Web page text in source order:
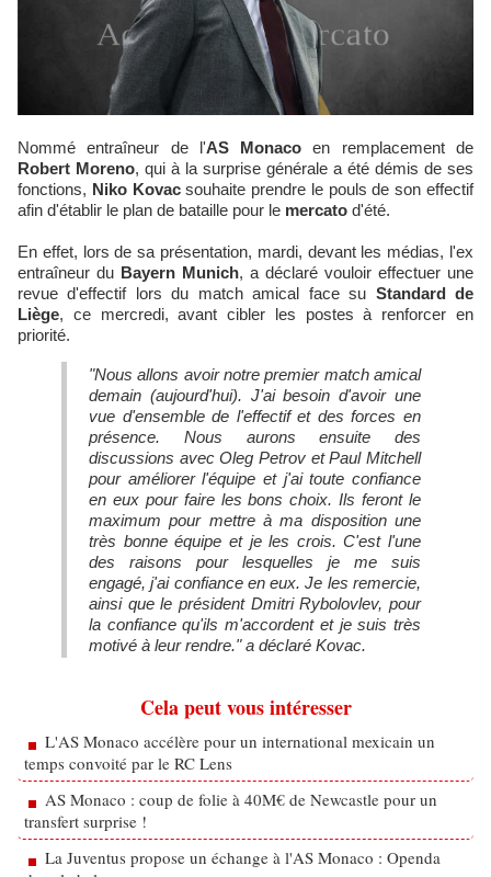
Nommé entraîneur de l'AS Monaco en remplacement de
Robert Moreno, qui à la surprise générale a été démis de ses
fonctions, Niko Kovacsouhaite prendre le pouls de son effectif
afin d'établir le plan de bataille pour le mercato d'été.
En effet, lors de sa présentation, mardi, devant les médias, l'ex
entraîneur du Bayern Munich, a déclaré vouloir effectuer une
revue d'effectif lors du match amical face su Standard de
Liège, ce mercredi, avant cibler les postes à renforcer en
priorité.
"Nous allons avoir notre premier match amical
demain (aujourd'hui). J'ai besoin d'avoir une
vue d'ensemble de l'effectif et des forces en
présence. Nous aurons ensuite des
discussions avec Oleg Petrov et Paul Mitchell
pour améliorer l'équipe et j'ai toute confiance
en eux pour faire les bons choix. Ils feront le
maximum pour mettre à ma disposition une
très bonne équipe et je les crois. C'est l'une
des raisons pour lesquelles je me suis
engagé, j'ai confiance en eux. Je les remercie,
ainsi que le président Dmitri Rybolovlev, pour
la confiance qu'ils m'accordent et je suis très
motivé à leur rendre." a déclaré Kovac.
Cela peut vous intéresser
L'AS Monaco accélère pour un international mexicain un
temps convoité par le RC Lens
AS Monaco : coup de folie à 40M€ de Newcastle pour un
transfert surprise !
La Juventus propose un échange à l'AS Monaco : Openda